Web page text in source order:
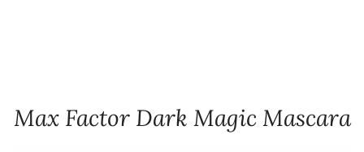
Max Factor Dark Magic Mascara